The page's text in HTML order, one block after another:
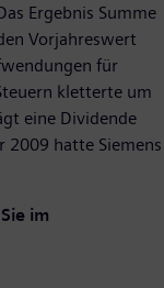
Ergebnis Summe
Vorjahreswert
für
kletterte um
eine Dividende
2009 hatte Siemens
im